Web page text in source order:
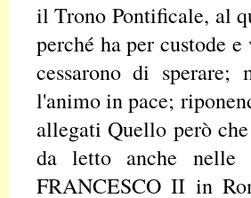
il Trono Pontificale, al
perché ha per custode
cessarono di sperare;
l'animo in pace;
allegati Quello però
da letto anche
FRANCESCO II in